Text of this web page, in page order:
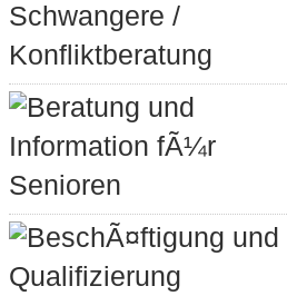
Schwangere /
Konfliktberatung
Beratung und
Information fÃ¼r
Senioren
BeschÃ¤ftigung und
Qualifizierung